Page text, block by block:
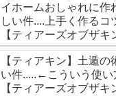
イホームおしゃれに作
しい件....上手く作るコ
【ティアーズオブザキ
【ティアキン】土遁
い件.....←こういう使い
【ティアーズオブザキ